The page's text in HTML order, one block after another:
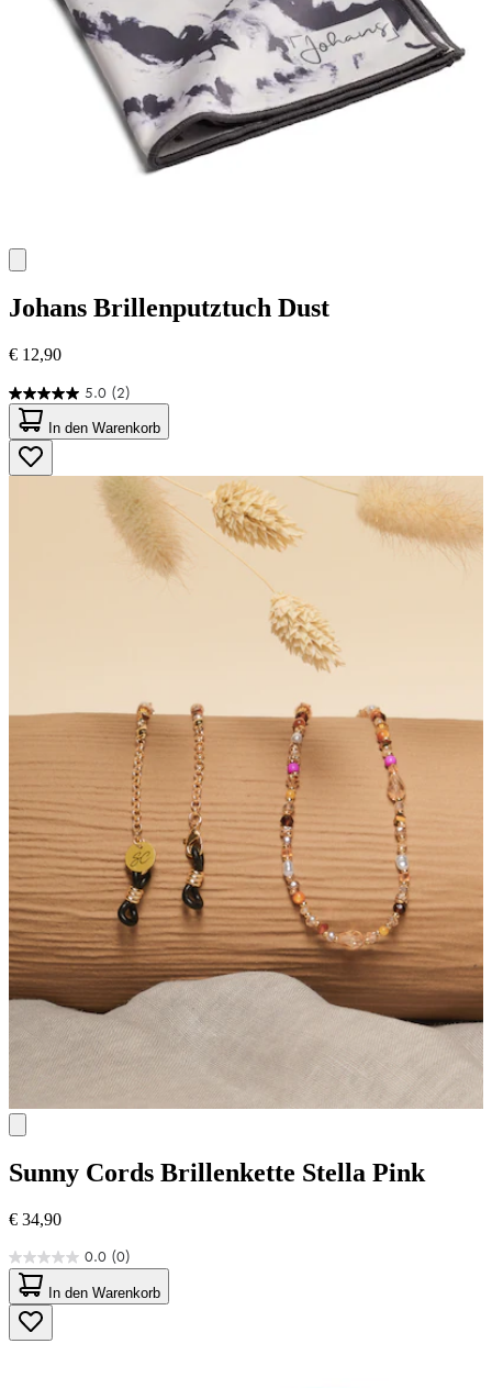
Johans Brillenputztuch Dust
€ 12,90
5.0 (2)
5.0
von
5
Sternen.
2
Bewertungen
In den Warenkorb
Sunny Cords Brillenkette Stella Pink
€ 34,90
0.0 (0)
0.0
von
5
Sternen.
In den Warenkorb